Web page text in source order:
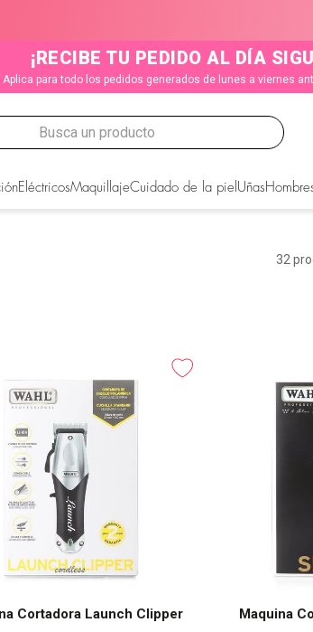
¡RECIBE TU PEDIDO AL DÍA
Aplica para todo los pedidos generados de lunes a viernes
Busca un producto
EléctricosMaquillajeCuidado de la piel Uñas
32
Cortadora Launch Clipper Maquina